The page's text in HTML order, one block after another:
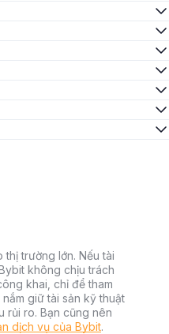
trường lớn. Nếu tài
không chịu trách
khai, chỉ để tham
giữ tài sản kỹ thuật
rủi ro. Bạn cũng nên
dịch vụ của Bybit.